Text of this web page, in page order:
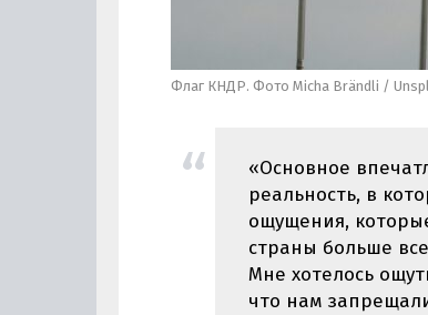
Флаг КНДР. Фото Micha Brändli /
«Основное
реальность, в
ощущения,
страны больше
Мне хотелось
что нам